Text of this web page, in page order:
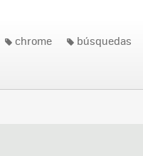
chrome búsquedas